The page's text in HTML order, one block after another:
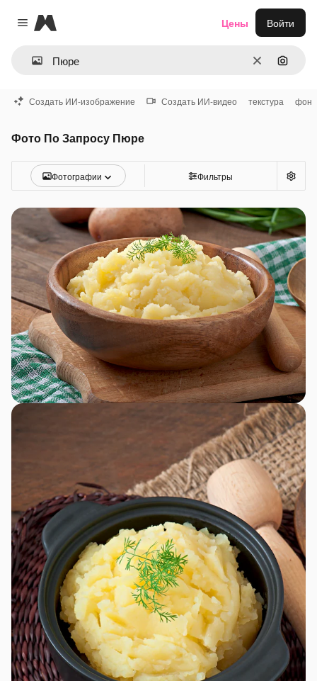
Close menu
Magnific
ОчиститьПоиск
Цены Войти
Создать ИИ-изображение Создать ИИ-видео текстура фон
Фото По Запросу Пюре
Фотографии Фильтры